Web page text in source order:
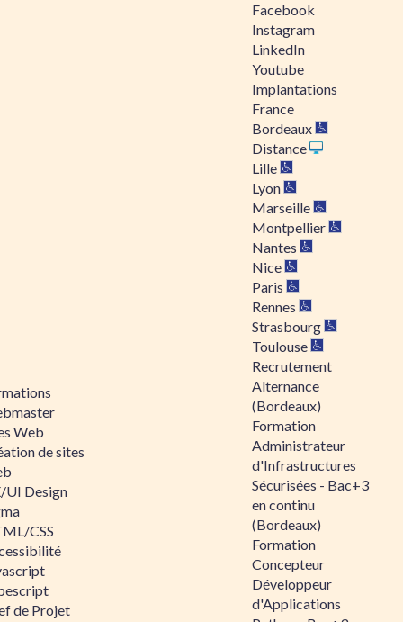
Web
de sites
UI Design
CSS
de Projet
Facebook
Instagram
LinkedIn
Youtube
Implantations
France
Bordeaux
Distance
Lille
Lyon
Marseille
Montpellier
Nantes
Nice
Paris
Rennes
Strasbourg
Toulouse
Recrutement
Alternance
(Bordeaux)
Formation
Administrateur
d'Infrastructures
Sécurisées - Bac+3
en continu
(Bordeaux)
Formation
Concepteur
Développeur
d'Applications